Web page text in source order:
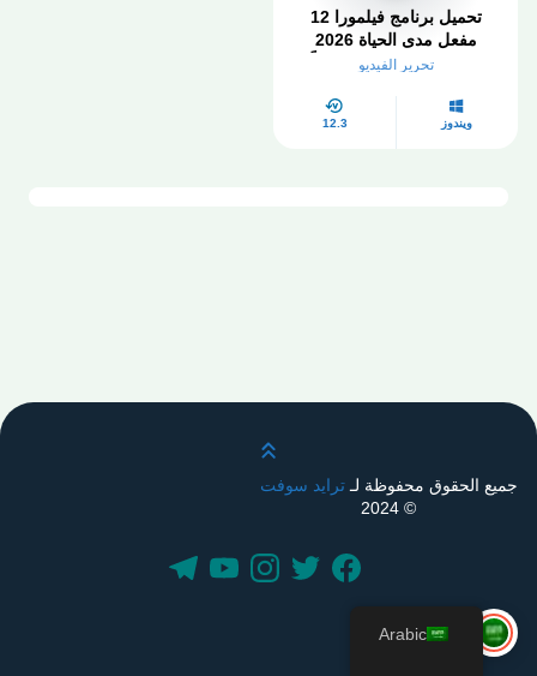
تحميل برنامج فيلمورا 12
مفعل مدى الحياة 2026
Filmora PC كامل مجاناً
تحرير الفيديو
ويندوز 12.3
قم بالتمرير لأعلى
جميع الحقوق محفوظة لـترايد سوفت
© 2024
Arabic